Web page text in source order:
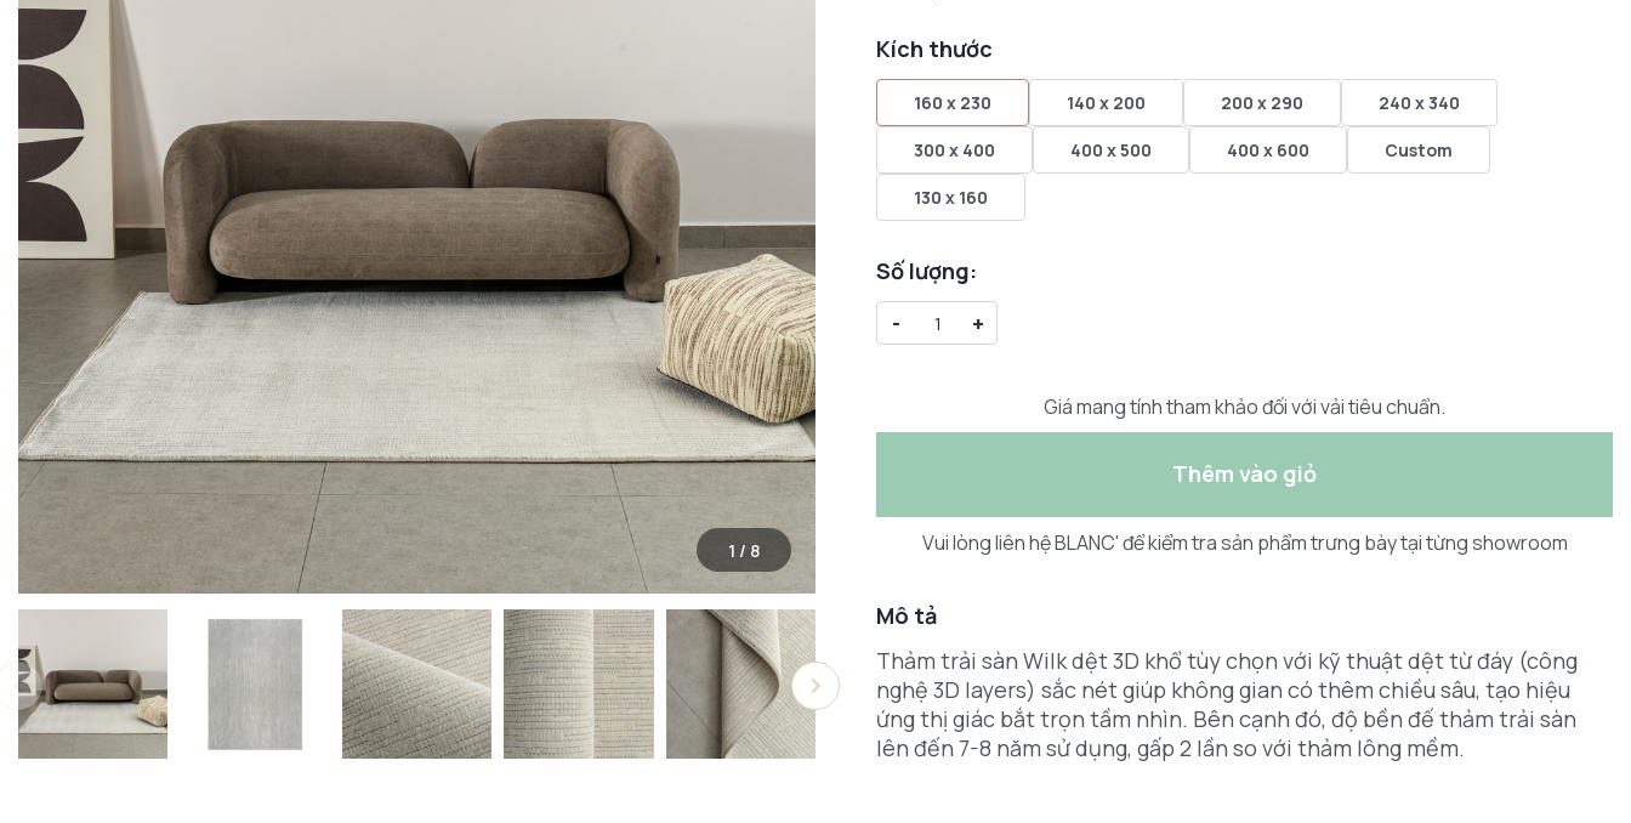
1 / 8
Kích thước
160 x 230 140 x 200 200 x 290 240 x 340
300 x 400 400 x 500 400 x 600 Custom
130 x 160
Số lượng:
-
+
Giá mang tính tham khảo đối với vải tiêu chuẩn.
Thêm vào giỏ
Vui lòng liên hệ BLANC' để kiểm tra sản phẩm trưng bày tại từng showroom
Mô tả
Thảm trải sàn Wilk dệt 3D khổ tùy chọn với kỹ thuật dệt từ đáy (công
nghệ 3D layers) sắc nét giúp không gian có thêm chiều sâu, tạo hiệu
ứng thị giác bắt trọn tầm nhìn. Bên cạnh đó, độ bền đế thảm trải sàn
lên đến 7-8 năm sử dụng, gấp 2 lần so với thảm lông mềm.